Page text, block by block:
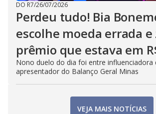
DO R7/26/07/2026
Perdeu tudo! Bia
escolhe moeda errada e
prêmio que estava em
Nono duelo do dia foi entre influenciadora
apresentador do Balanço Geral Minas
VEJA MAIS NOTÍCIAS